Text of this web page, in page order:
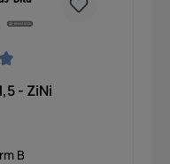
- ZiNi
B